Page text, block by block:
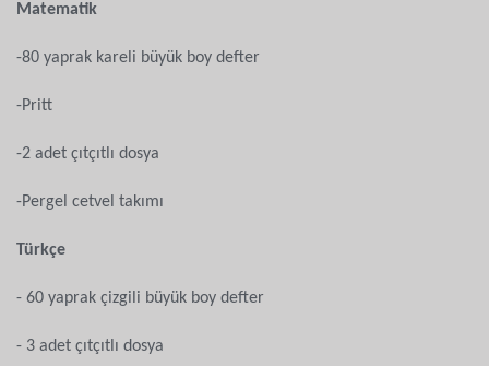
Matematik
-80 yaprak kareli büyük boy defter
-Pritt
-2 adet çıtçıtlı dosya
-Pergel cetvel takımı
Türkçe
- 60 yaprak çizgili büyük boy defter
- 3 adet çıtçıtlı dosya